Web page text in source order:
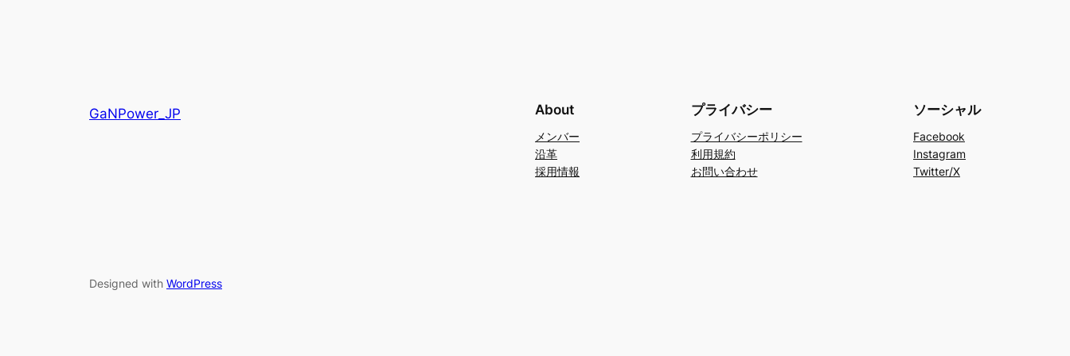
GaNPower_JP About
メンバー
沿革
採用情報
プライバシー
プライバシーポリシー
利用規約
お問い合わせ
ソーシャル
Facebook
Instagram
Twitter/X
Designed with WordPress